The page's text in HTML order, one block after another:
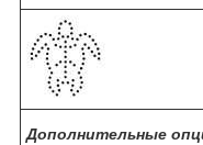
Дополнительные